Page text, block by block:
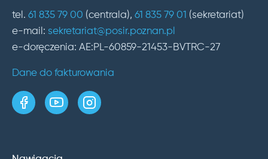
tel. 61 835 79 00 (centrala), 61 835 79 01 (sekretariat)
e-mail: sekretariat@posir.poznan.pl
e-doręczenia: AE:PL-60859-21453-BVTRC-27
Dane do fakturowania
strona w serwisie Facebook
kanał w serwisie YouTube
profil w serwisie Instagram